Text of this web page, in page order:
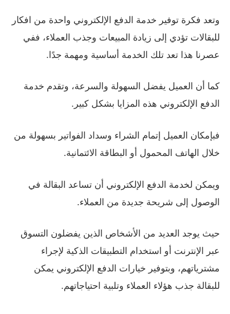
وتعد فكرة توفير خدمة الدفع الإلكتروني واحدة من افكار
للبقالات تؤدي إلى زيادة المبيعات وجذب العملاء، ففي
عصرنا هذا تعد تلك الخدمة أساسية ومهمة جدًا.
كما أن العميل يفضل السهولة والسرعة، وتقدم خدمة
الدفع الإلكتروني هذه المزايا بشكل كبير.
فبإمكان العميل إتمام الشراء وسداد الفواتير بسهولة من
خلال الهاتف المحمول أو البطاقة الائتمانية.
ويمكن لخدمة الدفع الإلكتروني أن تساعد البقالة في
الوصول إلى شريحة جديدة من العملاء.
حيث يوجد العديد من الأشخاص الذين يفضلون التسوق
عبر الإنترنت أو استخدام التطبيقات الذكية لإجراء
مشترياتهم، وبتوفير خيارات الدفع الإلكتروني يمكن
للبقالة جذب هؤلاء العملاء وتلبية احتياجاتهم.